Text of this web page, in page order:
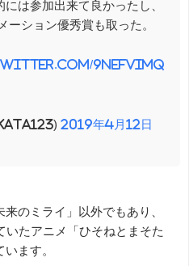
は参加出来て良かったし、
ーション優秀賞も取った。
9nefvImQ
2019年4月12日
のミライ」以外でもあり、
たアニメ「ひそねとまそた
ます。